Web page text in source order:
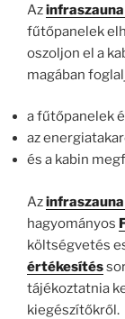
Az
fűtőpanelek
oszoljon el a
magában
a fűtőpanelek
az
és a kabin
Az
hagyományos
költségvetés
értékesítés
tájékoztatnia
kiegészítőkről.